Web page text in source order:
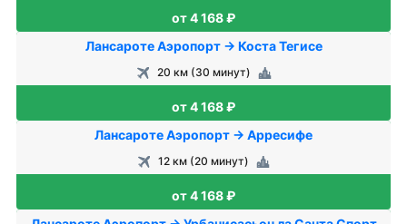
от 4 168 ₽
Лансароте Аэропорт → Коста Тегисе
20 км (30 минут)
от 4 168 ₽
Лансароте Аэропорт → Арресифе
12 км (20 минут)
от 4 168 ₽